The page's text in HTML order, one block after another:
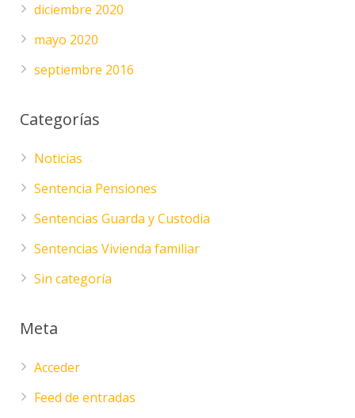
diciembre 2020
mayo 2020
septiembre 2016
Categorías
Noticias
Sentencia Pensiones
Sentencias Guarda y Custodia
Sentencias Vivienda familiar
Sin categoría
Meta
Acceder
Feed de entradas